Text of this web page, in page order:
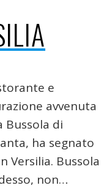
e
avvenuta
Bussola di
ha segnato
Versilia. Bussola
non…